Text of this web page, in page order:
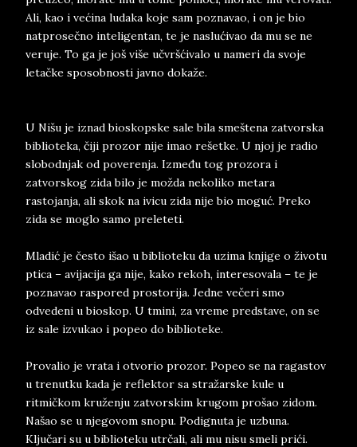
Ali, kao i većina ludaka koje sam poznavao, i on je bio
natprosečno inteligentan, te je naslućivao da mu se ne
veruje. To ga je još više učvršćivalo u nameri da svoje
letačke sposobnosti javno dokaže.
U Nišu je iznad bioskopske sale bila smeštena zatvorska
biblioteka, čiji prozor nije imao rešetke. U njoj je radio
slobodnjak od poverenja. Između tog prozora i
zatvorskog zida bilo je možda nekoliko metara
rastojanja, ali skok na ivicu zida nije bio moguć. Preko
zida se moglo samo preleteti.
Mladić je često išao u biblioteku da uzima knjige o životu
ptica – avijacija ga nije, kako rekoh, interesovala – te je
poznavao raspored prostorija. Jedne večeri smo
odvedeni u bioskop. U tmini, za vreme predstave, on se
iz sale izvukao i popeo do biblioteke.
Provalio je vrata i otvorio prozor. Popeo se na ragastov
u trenutku kada je reflektor sa stražarske kule u
ritmičkom kruženju zatvorskim krugom prošao zidom.
Našao se u njegovom snopu. Podignuta je uzbuna.
Ključari su u biblioteku utrčali, ali mu nisu smeli prići.